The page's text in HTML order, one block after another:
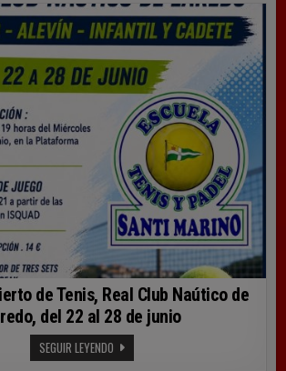
20
DE
JUNIO
A
LAS
17:00H
de Tenis, Real Club Naútico de
del 22 al 28 de junio
SEGUIR LEYENDO
TORNEO